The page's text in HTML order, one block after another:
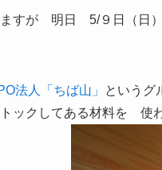
すが 明日 5/９日（日
法人「ちば山」
という
ックしてある材料を 使